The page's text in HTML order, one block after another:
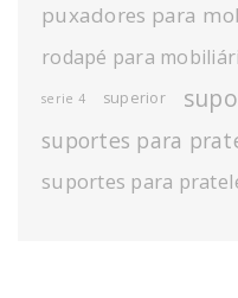
puxadores para
rodapé para
serie 4 superior
suportes para
suportes para